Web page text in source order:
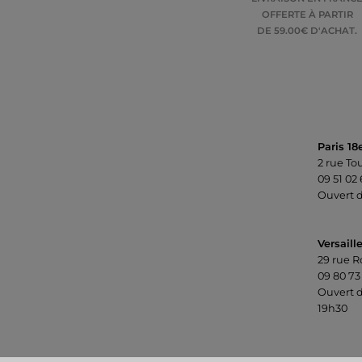
OFFERTE À PARTIR
DE 59.00€ D'ACHAT.
Paris
2 rue
09 51 02
Ouvert
29 rue
09 80 73
Ouvert
19h30